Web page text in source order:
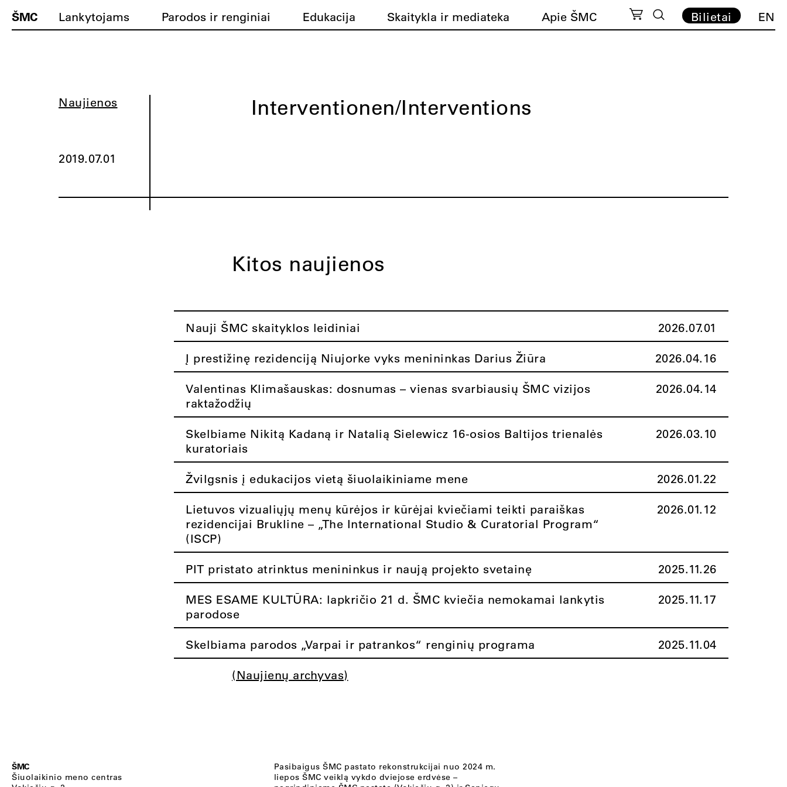
ŠMC Lankytojams Parodos ir renginiai Edukacija Skaitykla ir mediateka Apie ŠMC Bilietai EN
Naujienos
2019.07.01
Interventionen/Interventions
Kitos naujienos
Nauji ŠMC skaityklos leidiniai 2026.07.01
Į prestižinę rezidenciją Niujorke vyks menininkas Darius Žiūra 2026.04.16
Valentinas Klimašauskas: dosnumas – vienas svarbiausių ŠMC vizijos
raktažodžių
2026.04.14
Skelbiame Nikitą Kadaną ir Natalią Sielewicz 16-osios Baltijos trienalės
kuratoriais
2026.03.10
Žvilgsnis į edukacijos vietą šiuolaikiniame mene 2026.01.22
Lietuvos vizualiųjų menų kūrėjos ir kūrėjai kviečiami teikti paraiškas
rezidencijai Brukline – „The International Studio & Curatorial Program“
(ISCP)
2026.01.12
PIT pristato atrinktus menininkus ir naują projekto svetainę 2025.11.26
MES ESAME KULTŪRA: lapkričio 21 d. ŠMC kviečia nemokamai lankytis
parodose
2025.11.17
Skelbiama parodos „Varpai ir patrankos“ renginių programa 2025.11.04
(Naujienų archyvas)
ŠMC
Šiuolaikinio meno centras
Pasibaigus ŠMC pastato rekonstrukcijai nuo 2024 m.
liepos ŠMC veiklą vykdo dviejose erdvėse –